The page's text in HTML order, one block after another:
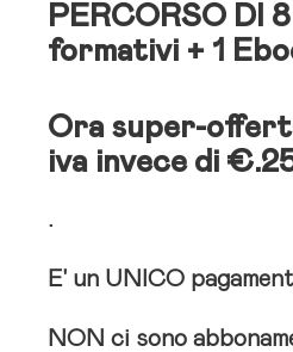
PERCORSO DI
formativi + 1
Ora super-
iva invece di
.
E' un UNICO
NON ci sono